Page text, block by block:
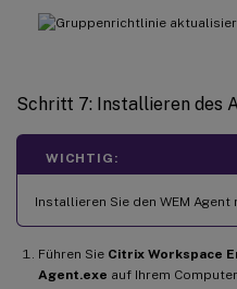
Schritt 7: Installieren des
WICHTIG:
Installieren Sie den WEM
Führen Sie Citrix Workspace
Agent.exe auf Ihrem Computer